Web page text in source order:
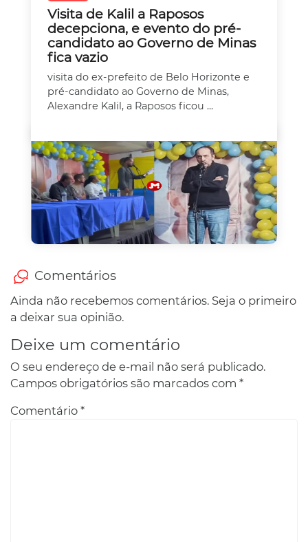
Visita de Kalil a Raposos
decepciona, e evento do pré-
candidato ao Governo de Minas
fica vazio
visita do ex-prefeito de Belo Horizonte e
pré-candidato ao Governo de Minas,
Alexandre Kalil, a Raposos ficou ...
Comentários
Ainda não recebemos comentários. Seja o primeiro
a deixar sua opinião.
Deixe um comentário
O seu endereço de e-mail não será publicado.
Campos obrigatórios são marcados com *
Comentário *